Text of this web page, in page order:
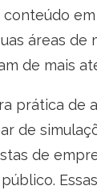
áreas de
de mais
prática de
de
de